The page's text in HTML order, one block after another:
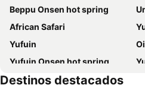
Beppu Onsen hot spring
African Safari
Yufuin
Yufuin Onsen hot spring
Oita Airport
Destinos destacados